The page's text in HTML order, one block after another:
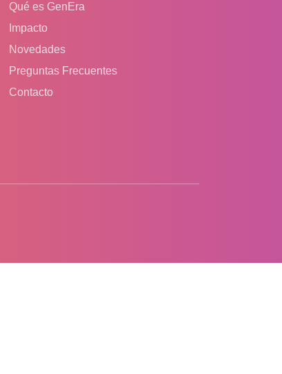
Qué es GenEra
Impacto
Novedades
Preguntas Frecuentes
Contacto